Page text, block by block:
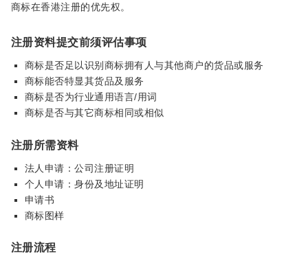
商标在香港注册的优先权。
注册资料提交前须评估事项
商标是否足以识别商标拥有人与其他商户的货品或服务
商标能否特显其货品及服务
商标是否为行业通用语言/用词
商标是否与其它商标相同或相似
注册所需资料
法人申请：公司注册证明
个人申请：身份及地址证明
申请书
商标图样
注册流程